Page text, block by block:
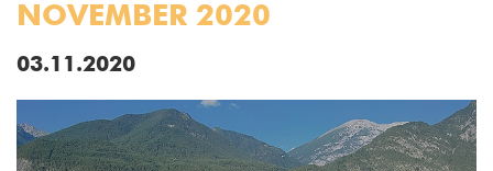
NOVEMBER 2020
03.11.2020